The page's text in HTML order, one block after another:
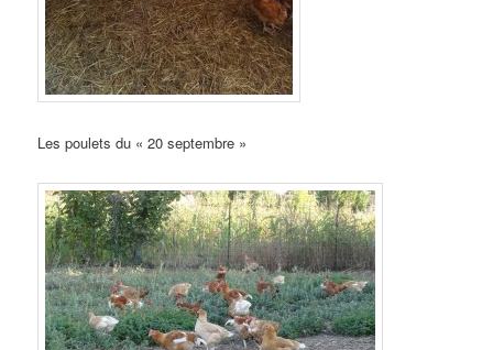
Les poulets du « 20 septembre »